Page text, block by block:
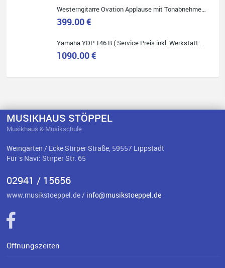
Westerngitarre Ovation Applause mit Tonabnehmer ( Service Preis inkl. Werkstatt Service )
399.00 €
Yamaha YDP 146 B ( Service Preis inkl. Werkstatt Service )
1090.00 €
MUSIKHAUS STÖPPEL
Musikhaus & Musikschule
Weingarten / Ecke Stirper Straße, 59557 Lippstadt
Für`s Navi: Stirper Str. 65
02941 / 15656
www.musikstoeppel.de / info@musikstoeppel.de
Öffnungszeiten